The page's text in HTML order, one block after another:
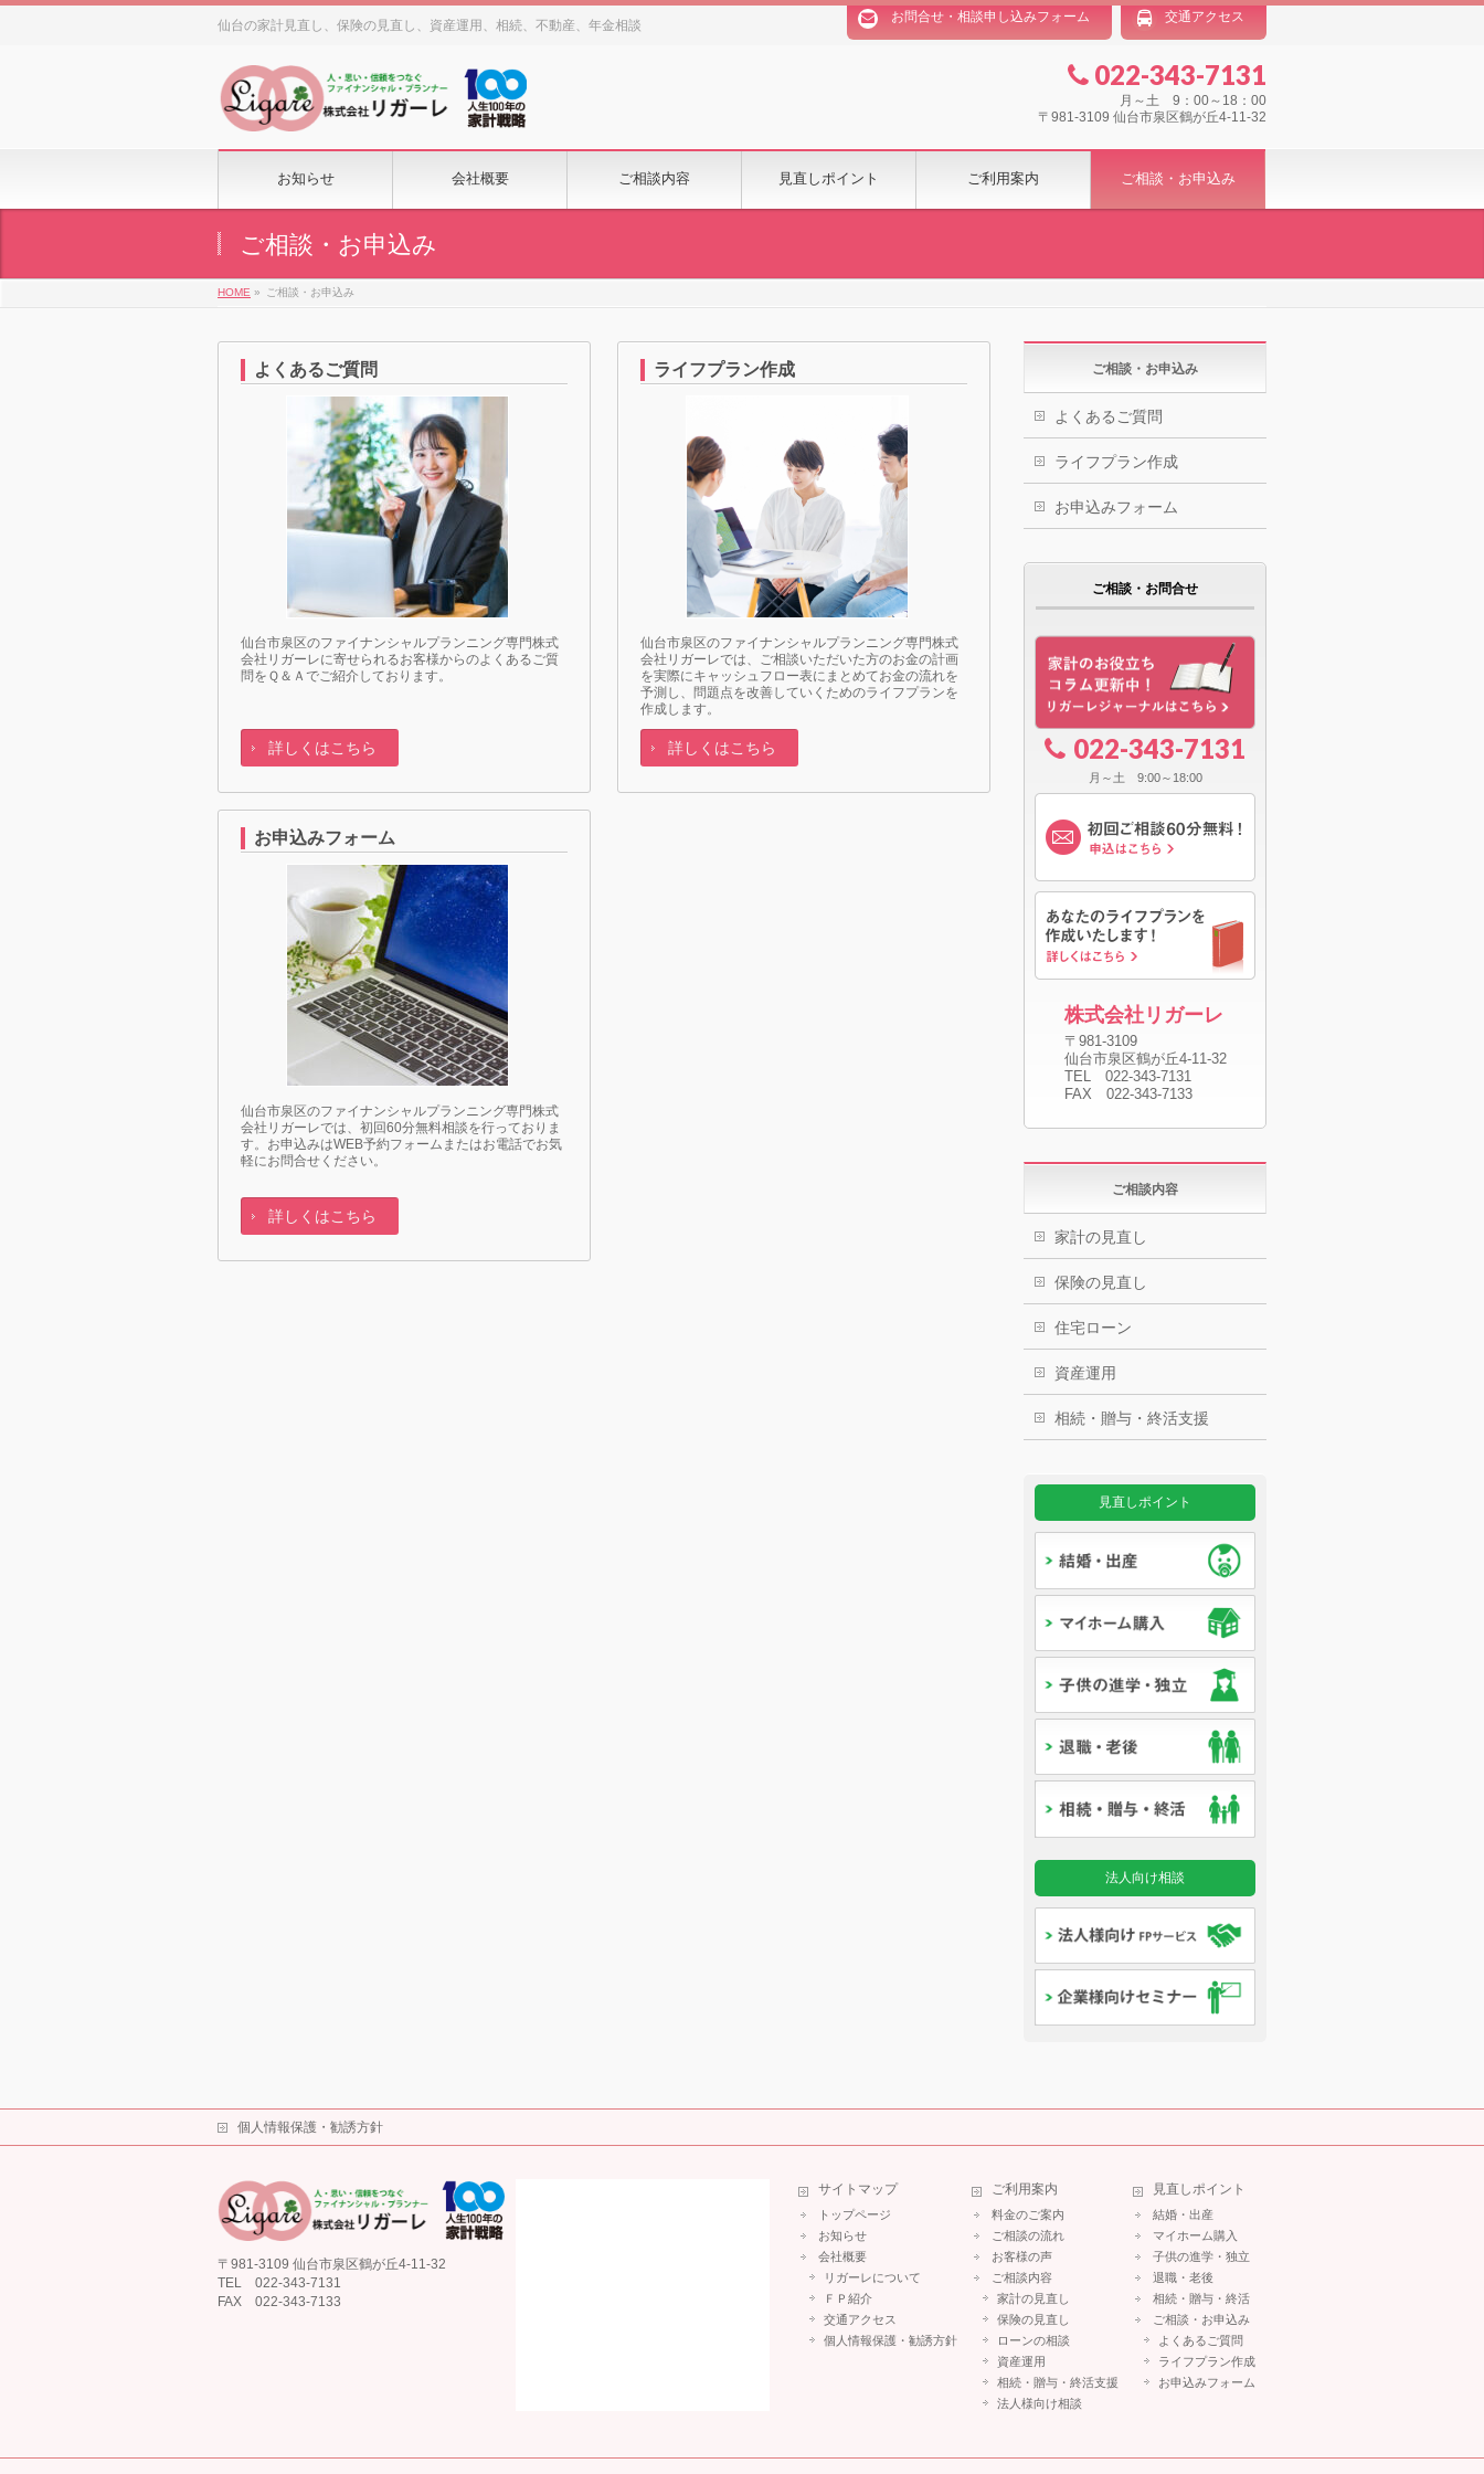
仙台の家計見直し、保険の見直し、資産運用、相続、不動産、年金相談
お問合せ・相談申し込みフォーム 交通アクセス
022-343-7131
月～土 9：00～18：00
〒981-3109 仙台市泉区鶴が丘4-11-32
お知らせ 会社概要 ご相談内容 見直しポイント ご利用案内 ご相談・お申込み
ご相談・お申込み
HOME » ご相談・お申込み
よくあるご質問
仙台市泉区のファイナンシャルプランニング専門株式
会社リガーレに寄せられるお客様からのよくあるご質
問をＱ＆Ａでご紹介しております。
詳しくはこちら
ライフプラン作成
仙台市泉区のファイナンシャルプランニング専門株式
会社リガーレでは、ご相談いただいた方のお金の計画
を実際にキャッシュフロー表にまとめてお金の流れを
予測し、問題点を改善していくためのライフプランを
作成します。
詳しくはこちら
お申込みフォーム
仙台市泉区のファイナンシャルプランニング専門株式
会社リガーレでは、初回60分無料相談を行っておりま
す。お申込みはWEB予約フォームまたはお電話でお気
軽にお問合せください。
詳しくはこちら
ご相談・お申込み
よくあるご質問
ライフプラン作成
お申込みフォーム
ご相談・お問合せ
022-343-7131
月～土 9:00～18:00
株式会社リガーレ
〒981-3109
仙台市泉区鶴が丘4-11-32
TEL 022-343-7131
FAX 022-343-7133
ご相談内容
家計の見直し
保険の見直し
住宅ローン
資産運用
相続・贈与・終活支援
見直しポイント
法人向け相談
個人情報保護・勧誘方針
〒981-3109 仙台市泉区鶴が丘4-11-32
TEL 022-343-7131
FAX 022-343-7133
サイトマップ
トップページ
お知らせ
会社概要
リガーレについて
ＦＰ紹介
交通アクセス
個人情報保護・勧誘方針
ご利用案内
料金のご案内
ご相談の流れ
お客様の声
ご相談内容
家計の見直し
保険の見直し
ローンの相談
資産運用
相続・贈与・終活支援
法人様向け相談
見直しポイント
結婚・出産
マイホーム購入
子供の進学・独立
退職・老後
相続・贈与・終活
ご相談・お申込み
よくあるご質問
ライフプラン作成
お申込みフォーム